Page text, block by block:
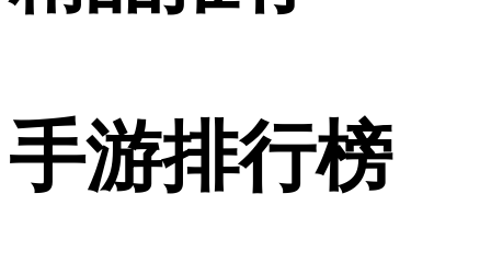
手游排行榜